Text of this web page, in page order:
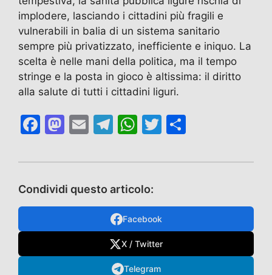
implodere, lasciando i cittadini più fragili e
vulnerabili in balia di un sistema sanitario
sempre più privatizzato, inefficiente e iniquo. La
scelta è nelle mani della politica, ma il tempo
stringe e la posta in gioco è altissima: il diritto
alla salute di tutti i cittadini liguri.
F
c
e
b
k
M
st
o
d
E
ai
l
T
e
gr
a
m
W
at
s
A
p
p
T
itt n
vi
Condividi questo articolo:
Facebook
X / Twitter
Telegram